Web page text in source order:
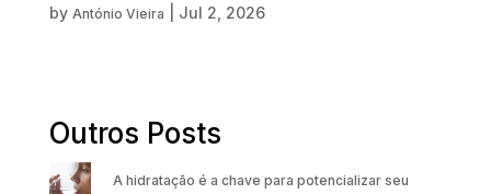
by António Vieira Jul 2, 2026
Outros Posts
A hidratação é a chave para potencializar seu